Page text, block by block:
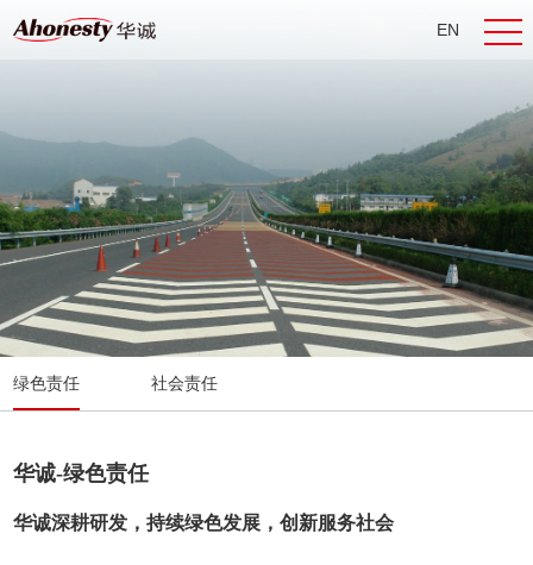
EN
绿色责任 社会责任
华诚-绿色责任
华诚深耕研发，持续绿色发展，创新服务社会